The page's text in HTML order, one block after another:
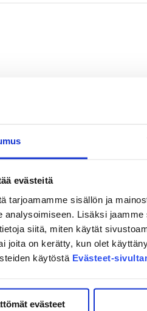
evästeitä
tarjoamamme sisällön ja
analysoimiseen. Lisäksi
siitä, miten käytät
joita on kerätty, kun olet
käytöstä Evästeet-
evästeet